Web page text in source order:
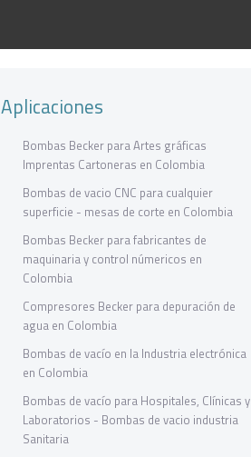
Aplicaciones
Bombas Becker para Artes gráficas
Imprentas Cartoneras en Colombia
Bombas de vacio CNC para cualquier
superficie - mesas de corte en Colombia
Bombas Becker para fabricantes de
maquinaria y control númericos en
Colombia
Compresores Becker para depuración de
agua en Colombia
Bombas de vacío en la Industria electrónica
en Colombia
Bombas de vacío para Hospitales, Clínicas y
Laboratorios - Bombas de vacio industria
Sanitaria